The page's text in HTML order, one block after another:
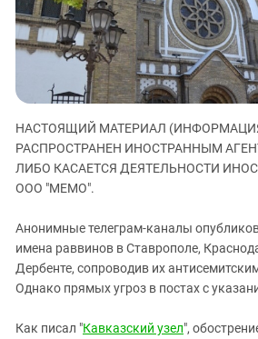
ЗАСТАВЛЯЕТ
КАВКАЗ ЗА
Дагестан
Ингушетия
Кабардино-Балкария
Калмыкия
Карачаево-Черкесия
Краснодарский край
Нагорный Карабах
Ростовская область
Северная Осетия - Алания
СКФО
Ставропольский край
НАСТОЯЩИЙ МАТЕРИАЛ
РАСПРОСТРАНЕН ИНОСТРАННЫМ
ЛИБО КАСАЕТСЯ ДЕЯТЕЛЬНОСТИ
ООО "МЕМО".
Анонимные телеграм-каналы
имена раввинов в Ставрополе,
Дербенте, сопроводив их
Однако прямых угроз в постах с
Как писал "Кавказский узел",